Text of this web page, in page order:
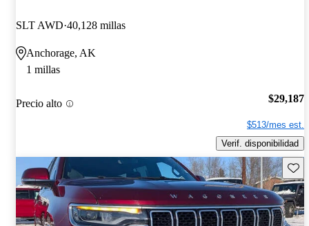
SLT AWD 40,128 millas
Anchorage, AK
1 millas
Precio alto $29,187
$513/mes est.
Verif. disponibilidad